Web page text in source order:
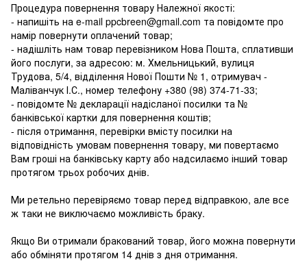
Процедура повернення товару Належної якості:
- напишіть на e-mail ppcbreen@gmail.com та повідомте про
намір повернути оплачений товар;
- надішліть нам товар перевізником Нова Пошта, сплативши
його послуги, за адресою: м. Хмельницький, вулиця
Трудова, 5/4, відділення Нової Пошти № 1, отримувач -
Маліванчук І.С., номер телефону +380 (98) 374-71-33;
- повідомте № декларації надісланої посилки та №
банківської картки для повернення коштів;
- після отримання, перевірки вмісту посилки на
відповідність умовам повернення товару, ми повертаємо
Вам гроші на банківську карту або надсилаємо інший товар
протягом трьох робочих днів.
Ми ретельно перевіряємо товар перед відправкою, але все
ж таки не виключаємо можливість браку.
Якщо Ви отримали бракований товар, його можна повернути
або обміняти протягом 14 днів з дня отримання.